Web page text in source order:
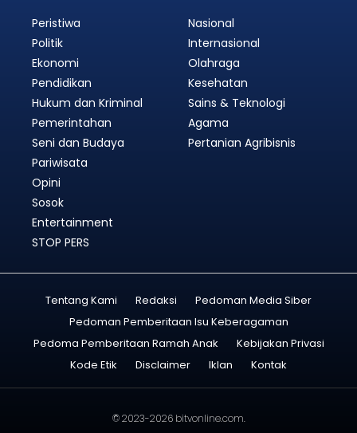
Peristiwa
Politik
Ekonomi
Pendidikan
Hukum dan Kriminal
Pemerintahan
Nasional
Internasional
Olahraga
Kesehatan
Sains & Teknologi
Agama
Seni dan Budaya
Pariwisata
Opini
Sosok
Entertainment
STOP PERS
Pertanian Agribisnis
Tentang Kami Redaksi
Pedoman Media Siber
Pedoman Pemberitaan Isu Keberagaman
Pedoma Pemberitaan Ramah Anak
Kebijakan Privasi
Kode Etik
Disclaimer Iklan Kontak
© 2023-2026 bitvonline.com.